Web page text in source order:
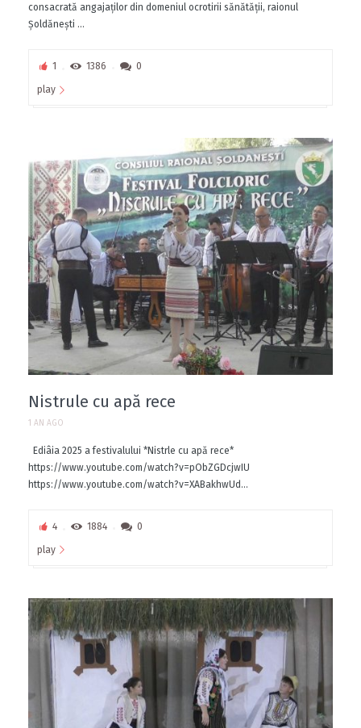
consacrată angajaților din domeniul ocrotirii sănătății, raionul
Șoldănești ...
1 1386 0
play
Nistrule cu apă rece
1 AN AGO
Ediâia 2025 a festivalului *Nistrle cu apă rece*
https://www.youtube.com/watch?v=pObZGDcjwIU
https://www.youtube.com/watch?v=XABakhwUd...
4 1884 0
play